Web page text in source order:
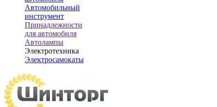
Автомобильный
инструмент
Принадлежности
для автомобиля
Автолампы
Электротехника
Электросамокаты